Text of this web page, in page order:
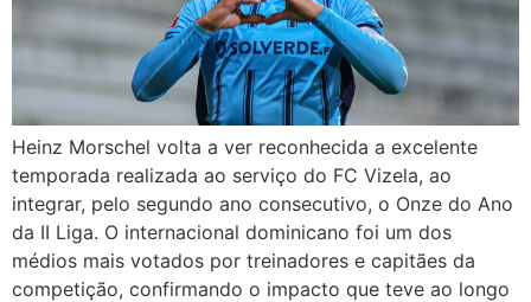
Heinz Morschel volta a ver reconhecida a excelente
temporada realizada ao serviço do FC Vizela, ao
integrar, pelo segundo ano consecutivo, o Onze do Ano
da II Liga. O internacional dominicano foi um dos
médios mais votados por treinadores e capitães da
competição, confirmando o impacto que teve ao longo